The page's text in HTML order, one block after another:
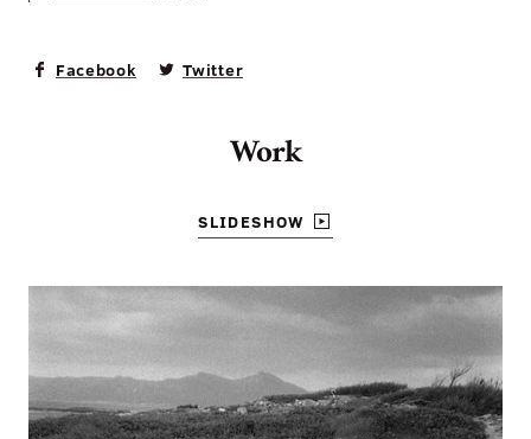
Facebook Twitter
Work
SLIDESHOW